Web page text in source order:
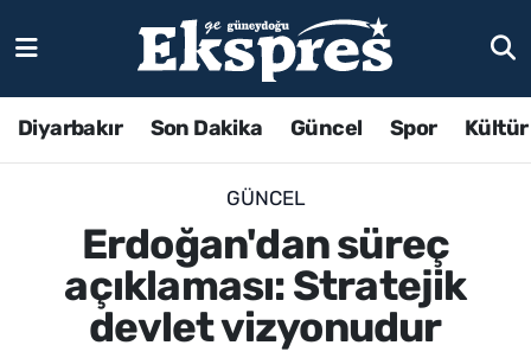
Diyarbakır Son Dakika Güncel Spor
GÜNCEL
Erdoğan'dan süreç
açıklaması: Stratejik
devlet vizyonudur